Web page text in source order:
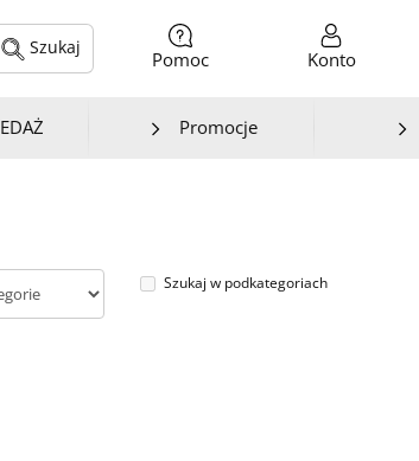
Szukaj
Pomoc Konto
Promocje
Szukaj w podkategoriach